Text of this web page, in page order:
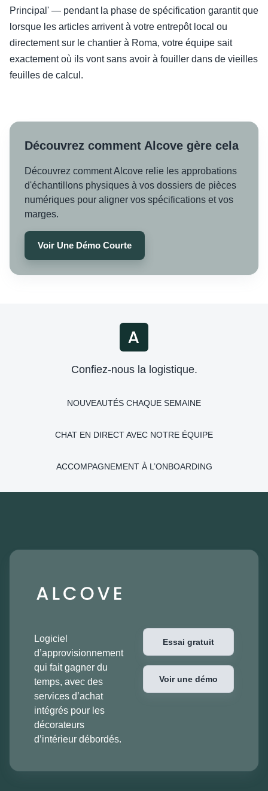
Principal' — pendant la phase de spécification garantit que
lorsque les articles arrivent à votre entrepôt local ou
directement sur le chantier à Roma, votre équipe sait
exactement où ils vont sans avoir à fouiller dans de vieilles
feuilles de calcul.
Découvrez comment Alcove gère cela
Découvrez comment Alcove relie les approbations
d'échantillons physiques à vos dossiers de pièces
numériques pour aligner vos spécifications et vos
marges.
Voir Une Démo Courte
Confiez-nous la logistique.
NOUVEAUTÉS CHAQUE SEMAINE
CHAT EN DIRECT AVEC NOTRE ÉQUIPE
ACCOMPAGNEMENT À L’ONBOARDING
Logiciel
d’approvisionnement
qui fait gagner du
temps, avec des
services d’achat
intégrés pour les
décorateurs
d’intérieur débordés.
Essai gratuit
Voir une démo